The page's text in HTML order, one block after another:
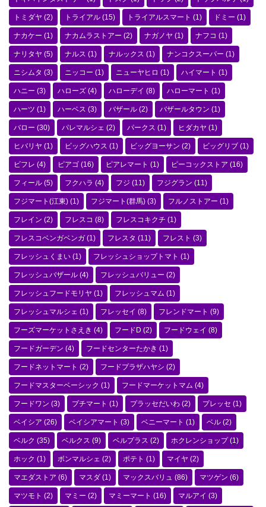
トミダヤ (2) トライアル (15) トライアルスマート (1) ドミー (1)
ナカケー (1) ナカムラストアー (2) ナガノヤ (1) ナフコ (1)
ナリタヤ (5) ナルス (1) ナルックス (1) ナンコクスーパー (1)
ニシムタ (3) ニッコー (1) ニューヤヒロ (1) ハイマート (1)
ハニー (3) ハローズ (4) ハローデイ (8) ハローマート (1)
ハーツ (1) ハーベス (3) バザール (2) バザールタウン (1)
バロー (30) パレマルシェ (2) パークス (1) ヒダカヤ (1)
ヒバリヤ (1) ビッグハウス (1) ビッグヨーサン (2) ビッグリブ (1)
ビフレ (4) ピアゴ (16) ピアレマート (1) ピーコックストア (16)
フィール (5) フクハラ (4) フジ (11) フジグラン (11)
フジマート(江東) (1) フジマート(群馬) (3) フルノストアー (1)
フレイン (2) フレスコ (8) フレスコキクチ (1)
フレスコベンガベンガ (1) フレスタ (11) フレスト (3)
フレッシュくまい (1) フレッシュショップトマト (1)
フレッシュバザール (4) フレッシュバリュー (2)
フレッシュフードモリヤ (1) フレッシュマム (1)
フレッシュマルシェ (1) フレッセイ (8) フレンドマート (9)
フーズマーケットさえき (4) フードD (2) フードウェイ (8)
フードガーデン (4) フードセンターたかき (1)
フードネットマート (2) フードプラザハヤシ (2)
フードマスターベーシック (1) フードマーケットマム (4)
フードワン (3) プチマート (1) プラッセだいわ (2) プレッセ (1)
ベイシア (26) ベイシアマート (3) ベニーマート (1) ベル (2)
ベルク (35) ベルクス (9) ベルプラス (2) ホクレンショップ(1)
ホック (1) ボンマルシェ (2) ポテト (1) マイヤ (2)
マエダストア (6) マスダ (1) マックスバリュ (86) マツゲン (6)
マツモト (2) マミー (2) マミーマート (16) マルアイ (3)